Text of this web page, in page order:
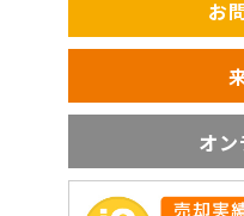
お
オン